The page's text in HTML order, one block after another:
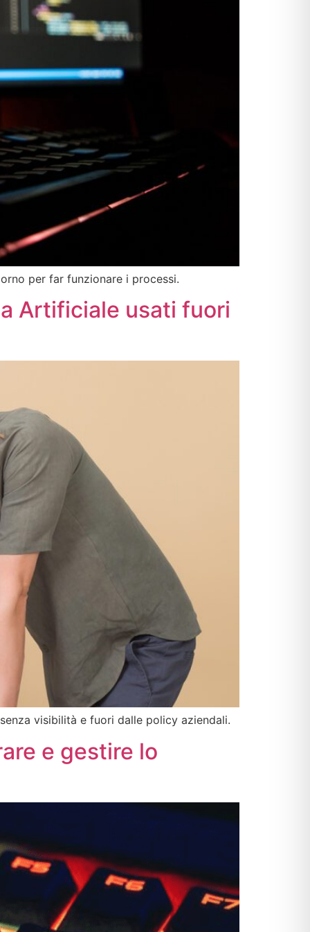
per far funzionare i processi.
Artificiale usati fuori
visibilità e fuori dalle policy aziendali.
e gestire lo